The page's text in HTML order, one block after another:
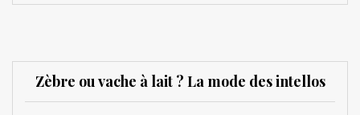
Zèbre ou vache à lait ? La mode des intellos